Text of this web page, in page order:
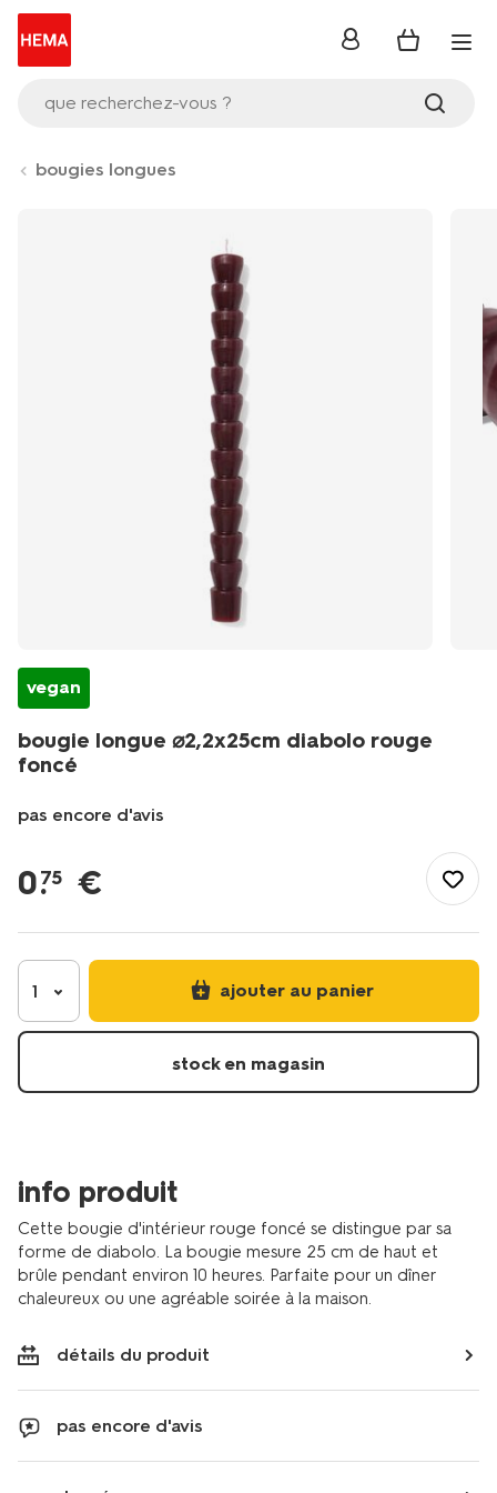
que recherchez-vous ?
se
bougies longues
vegan
bougie longue ⌀2,2x25cm diabolo rouge
foncé
pas encore d'avis
fr/maison-
deco/deco/bougies/bougies-
longue-
%E2%8C%8022x25cm-
diabolo-
fonce-
0.
75 €
1 ajouter au panier
stock en magasin
info produit
Cette bougie d'intérieur rouge foncé se distingue par sa
forme de diabolo. La bougie mesure 25 cm de haut et
brûle pendant environ 10 heures. Parfaite pour un dîner
chaleureux ou une agréable soirée à la maison.
détails du produit
pas encore d'avis